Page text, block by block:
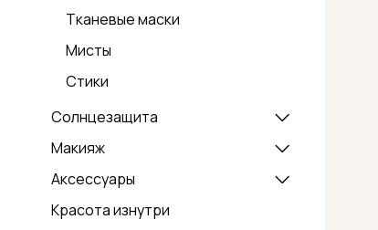
Тканевые маски
Мисты
Стики
Солнцезащита
Макияж
Аксессуары
Красота изнутри